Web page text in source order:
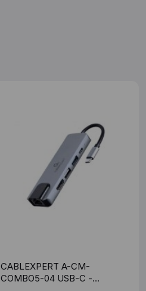
CABLEXPERT A-CM-
COMBO5-04 USB-C -